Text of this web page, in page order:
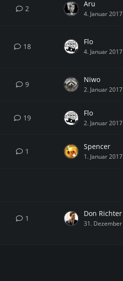
2
Aru
4. Januar 2017
18
Flo
4. Januar 2017
9
Niwo
2. Januar 2017
19
Flo
2. Januar 2017
1
Spencer
1. Januar 2017
1
Don Richter
31.